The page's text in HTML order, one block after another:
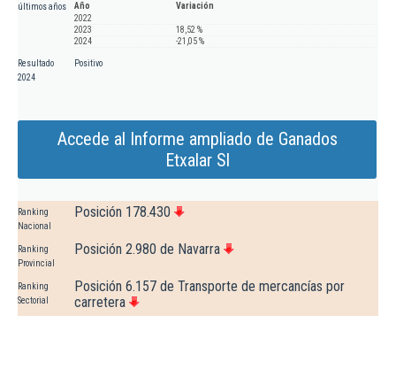
últimos años
Año
Variación
2022
2023
18,52 %
2024
-21,05 %
Resultado
2024
Positivo
Accede al Informe ampliado de Ganados
Etxalar Sl
Ranking
Nacional
Posición 178.430
Ranking
Provincial
Posición 2.980 de Navarra
Ranking
Sectorial
Posición 6.157 de Transporte de mercancías por
carretera